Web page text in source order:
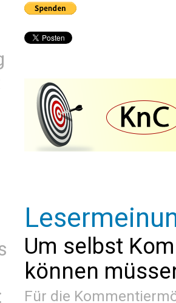
Um selbst
können
Für die